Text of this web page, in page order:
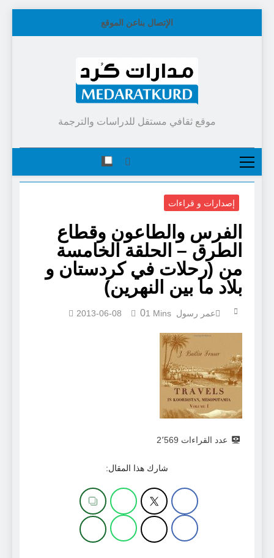
الإتصال بناعن الموقع
موقع ثقافي مستقل للدراسات والترجمة
إصدارات و قراءات
الفرس والطاعون وقطاع
الطرق – الحلقة الخامسة
من (رحلات في كردستان و
بلاد ما بين النهرين)
عمر رسول 2013-06-08 01 Mins
عدد القراءات 2٬569
شارك هذا المقال: